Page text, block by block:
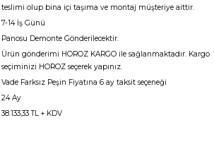
teslimi olup bina içi taşıma ve montaj müşteriye aittir.
7-14 İş Günü
Panosu Demonte Gönderilecektir.
Ürün gönderimi HOROZ KARGO ile sağlanmaktadır. Kargo
seçiminizi HOROZ seçerek yapınız.
Vade Farksız Peşin Fiyatına 6 ay taksit seçeneği
24 Ay
38.133,33 TL + KDV